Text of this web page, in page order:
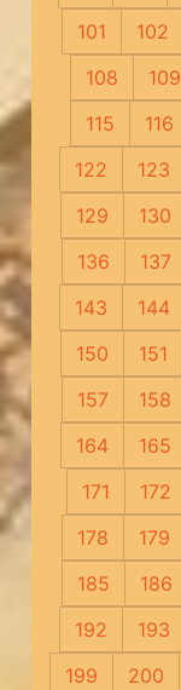
101
102
108
109
115
116
122
123
129
130
136
137
143
144
150
151
157
158
164
165
171
172
178
179
185
186
192
193
199
200